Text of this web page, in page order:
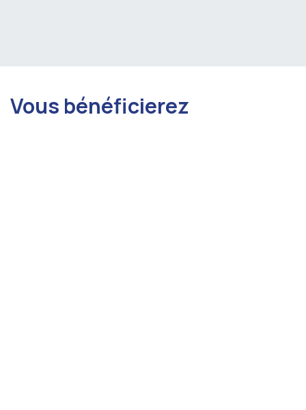
Vous bénéficierez